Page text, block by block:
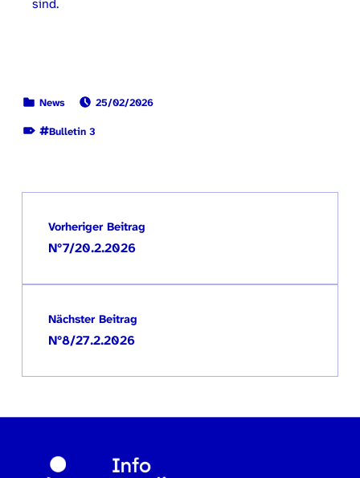
KATEGORISIERT IN:
News
25/02/2026
Bulletin 3
Beitragsnavigation
Vorheriger Beitrag
N°7/20.2.2026
Nächster Beitrag
N°8/27.2.2026